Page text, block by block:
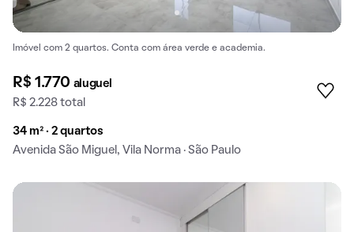
Imóvel com 2 quartos. Conta com área verde e academia.
R$ 1.770 aluguel
R$ 2.228 total
34 m² · 2 quartos
Avenida São Miguel, Vila Norma · São Paulo